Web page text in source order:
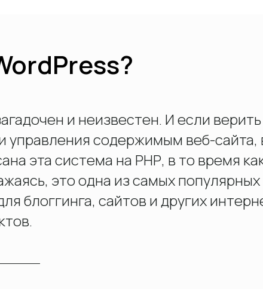
и неизвестен. И если верить
управления содержимым веб-сайта,
эта система на РНР, в то время
это одна из самых популярных
блоггинга, сайтов и других